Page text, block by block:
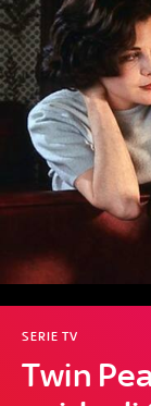
Twin
SERIE TV